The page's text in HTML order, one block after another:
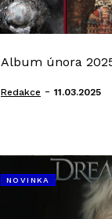
Album února
Redakce - 11.03.2025
NOVINKA